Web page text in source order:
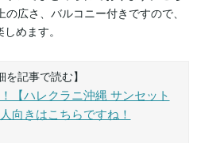
広さ、バルコニー付きですので、
めます。
を記事で読む】
【ハレクラニ沖縄 サンセット
向きはこちらですね！